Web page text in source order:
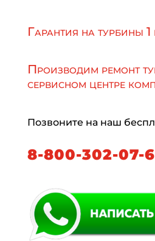
Гарантия на турбины 1
Производим ремонт
сервисном центре
Позвоните на наш
8-800-302-07-